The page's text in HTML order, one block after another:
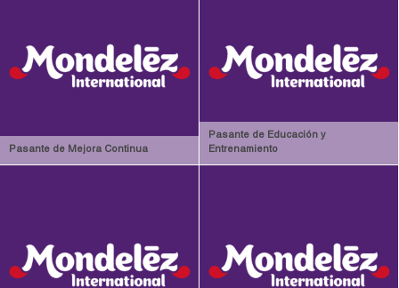
Pasante de Mejora Continua
Pasante de Educación y
Entrenamiento